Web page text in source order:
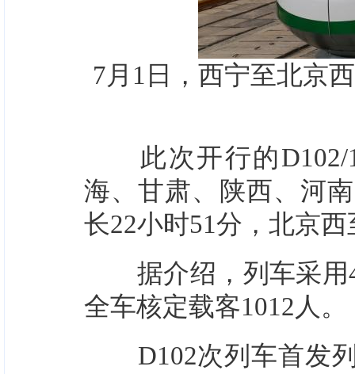
7月1日，西宁至北京
此次开行的D102/
海、甘肃、陕西、河
长22小时51分，北京
据介绍，列车采用
全车核定载客1012人。
D102次列车首发列